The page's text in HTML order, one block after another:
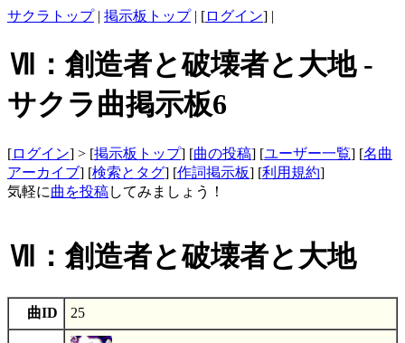
サクラトップ| 掲示板トップ| [ログイン] |
Ⅶ：創造者と破壊者と大地 -
サクラ曲掲示板6
[ログイン] > [掲示板トップ] [曲の投稿] [ユーザー一覧] [名曲
アーカイブ] [検索とタグ] [作詞掲示板] [利用規約]
気軽に曲を投稿してみましょう！
Ⅶ：創造者と破壊者と大地
曲ID 25